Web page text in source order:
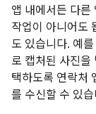
앱 내에서든 다른
작업이 아니어도
도 있습니다. 예
로 캡처된 사진을
택하도록 연락처
를 수신할 수 있